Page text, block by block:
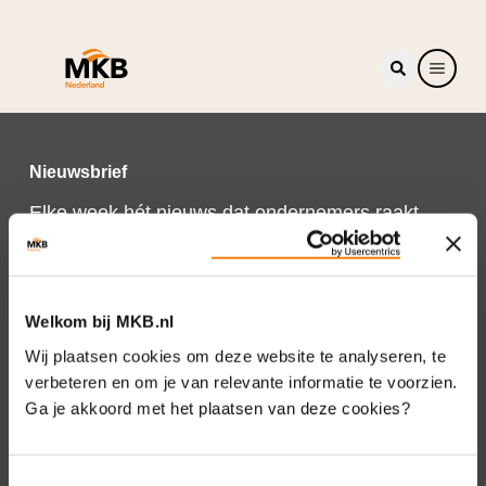
Welkom bij MKB.nl
Wij plaatsen cookies om deze website te analyseren, te
verbeteren en om je van relevante informatie te voorzien.
Ga je akkoord met het plaatsen van deze cookies?
Nieuwsbrief
Elke week hét nieuws dat ondernemers raakt.
Schrijf je nu in voor de MKB-Nederland
nieuwsbrief.
Schrijf je in
Direct naar
Over ons